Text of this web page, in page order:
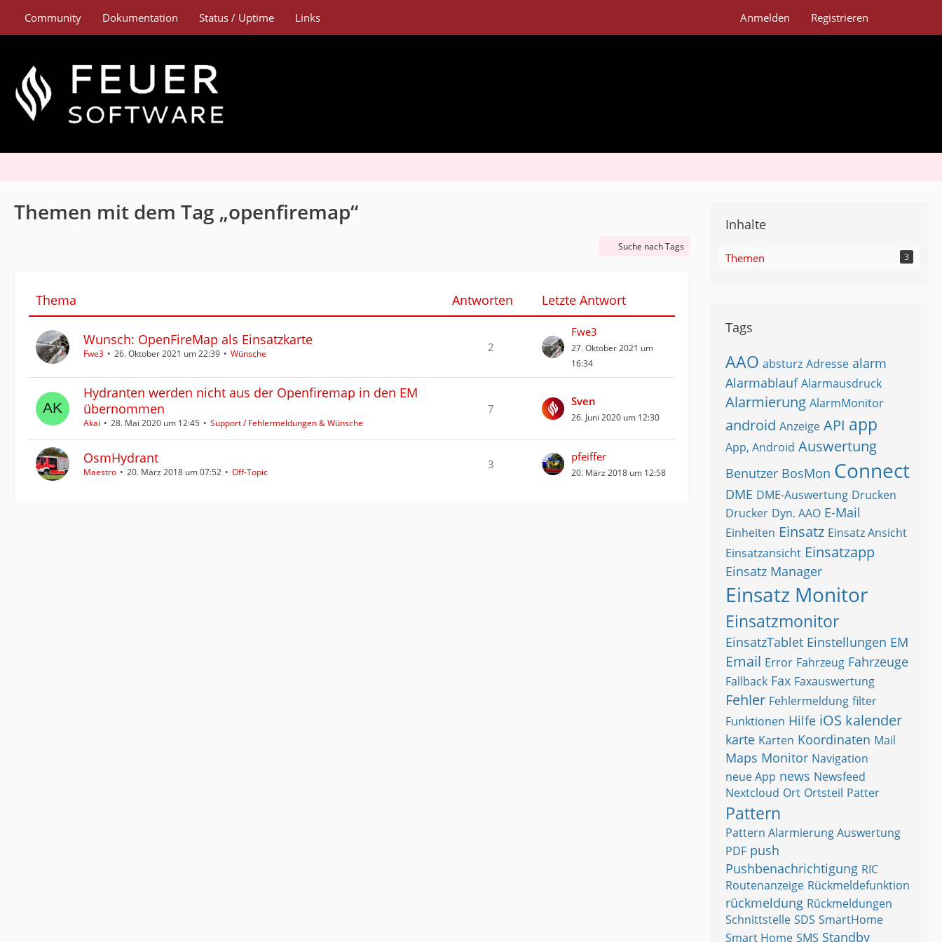
Community Dokumentation Status / Uptime Links Anmelden Registrieren
Themen mit dem Tag „openfiremap“
Suche nach Tags
Thema Antworten Letzte Antwort
Wunsch: OpenFireMap als Einsatzkarte
Fwe3 26. Oktober 2021 um 22:39 Wünsche 2
Fwe3
27. Oktober 2021 um
16:34
Hydranten werden nicht aus der Openfiremap in den EM
übernommen
Akai 28. Mai 2020 um 12:45 Support / Fehlermeldungen & Wünsche
7
Sven
26. Juni 2020 um 12:30
OsmHydrant
Maestro 20. März 2018 um 07:52 Off-Topic
3
pfeiffer
20. März 2018 um 12:58
Inhalte
Themen 3
Tags
AAO absturz Adresse alarm
Alarmablauf Alarmausdruck
Alarmierung AlarmMonitor
android Anzeige API app
App, Android Auswertung
Benutzer BosMon Connect
DME DME-Auswertung Drucken
Drucker Dyn. AAO E-Mail
Einheiten Einsatz Einsatz Ansicht
Einsatzansicht Einsatzapp
Einsatz Manager
Einsatz Monitor
Einsatzmonitor
EinsatzTablet Einstellungen EM
Email Error Fahrzeug Fahrzeuge
Fallback Fax Faxauswertung
Fehler Fehlermeldung filter
Funktionen Hilfe iOS kalender
karte Karten Koordinaten Mail
Maps Monitor Navigation
neue App news Newsfeed
Nextcloud Ort Ortsteil Patter
Pattern
Pattern Alarmierung Auswertung
PDF push
Pushbenachrichtigung RIC
Routenanzeige Rückmeldefunktion
rückmeldung Rückmeldungen
Schnittstelle SDS SmartHome
Smart Home SMS Standby